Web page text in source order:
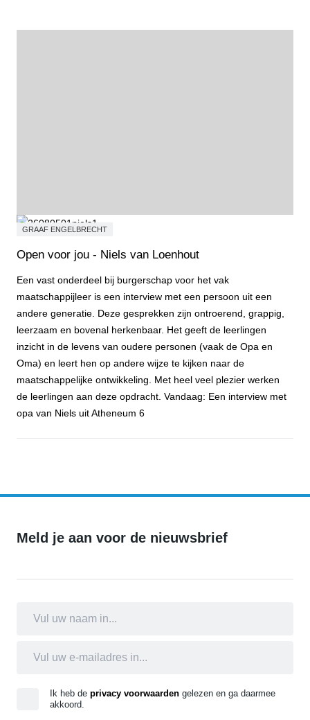
GRAAF ENGELBRECHT
Open voor jou - Niels van Loenhout
Een vast onderdeel bij burgerschap voor het vak
maatschappijleer is een interview met een persoon uit een
andere generatie. Deze gesprekken zijn ontroerend, grappig,
leerzaam en bovenal herkenbaar. Het geeft de leerlingen
inzicht in de levens van oudere personen (vaak de Opa en
Oma) en leert hen op andere wijze te kijken naar de
maatschappelijke ontwikkeling. Met heel veel plezier werken
de leerlingen aan deze opdracht. Vandaag: Een interview met
opa van Niels uit Atheneum 6
Meld je aan voor de nieuwsbrief
Ik heb de privacy voorwaarden gelezen en ga daarmee
akkoord.